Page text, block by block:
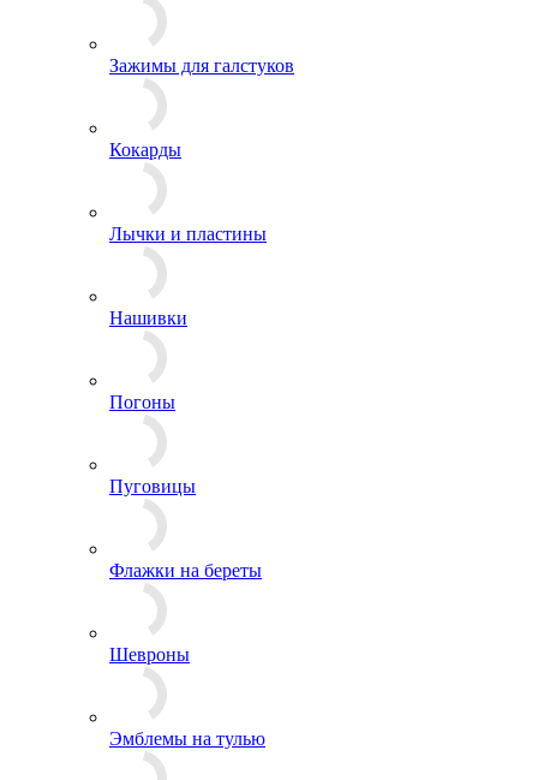
Звезды
Эмблемы на пилотку
Зажимы для галстуков
Кокарды
Лычки и пластины
Нашивки
Погоны
Пуговицы
Флажки на береты
Шевроны